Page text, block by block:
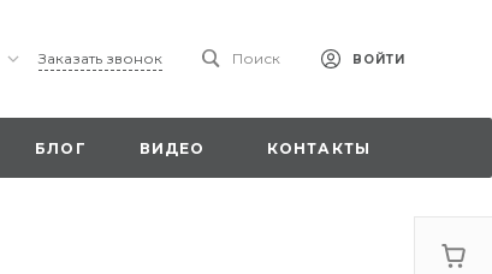
Заказать звонок Поиск ВОЙТИ
БЛОГ ВИДЕО КОНТАКТЫ